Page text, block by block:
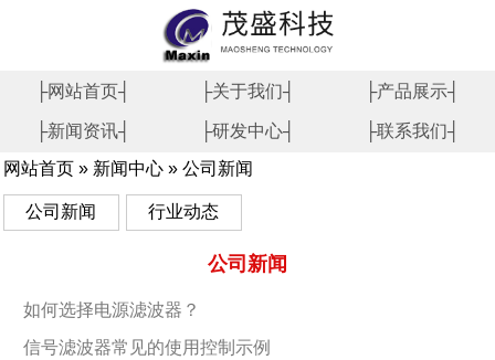
├网站首页┤ ├关于我们┤ ├产品展示┤
├新闻资讯┤ ├研发中心┤
├联系我们┤
网站首页 » 新闻中心 » 公司新闻
公司新闻 行业动态
公司新闻
如何选择电源滤波器？
信号滤波器常见的使用控制示例